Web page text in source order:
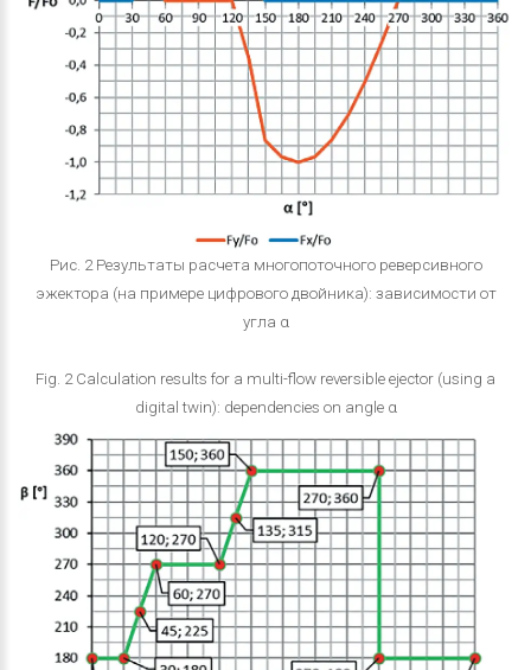
Рис. 2 Результаты расчета многопоточного реверсивного
эжектора (на примере цифрового двойника): зависимости от
угла α
Fig. 2 Calculation results for a multi-flow reversible ejector (using a
digital twin): dependencies on angle α